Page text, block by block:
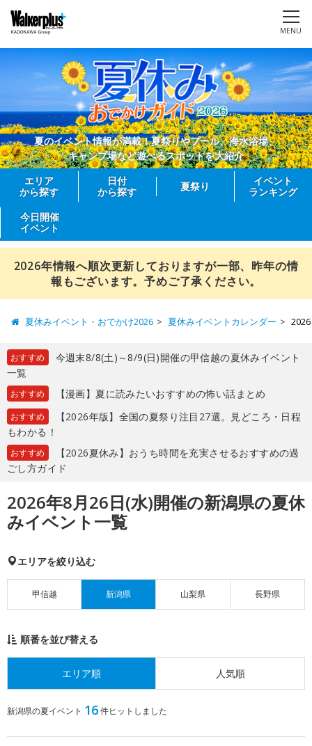
MENU
夏のイベント情報が満載！夏祭りやプール、海水浴場、
キャンプ場など遊べるスポットを大紹介
エリア
から探す
日付
から探す
夏祭り
イベント
ランキング
今日開催
イベント
2026年情報へ順次更新しておりますが一部、昨年の情
報もございます。予めご了承ください。
夏休みイベント・おでかけ2026 夏休みイベントカレンダー
おすすめ
今週末8/8(土)～8/9(日)開催の甲信越の夏休みイベント
一覧
おすすめ 【漫画】夏に読みたいおすすめの怖い話まとめ
おすすめ
【2026年版】全国の夏祭り注目27選。見どころ・日程
もわかる！
おすすめ
【2026夏休み】おうち時間を充実させるおすすめの過
ごし方ガイド
2026年8月26日(水)開催の新潟県の夏休
みイベント一覧
エリアを絞り込む
甲信越 新潟県 山梨県 長野県
順番を並び替える
エリア順 人気順
新潟県の夏イベント 16件ヒットしました